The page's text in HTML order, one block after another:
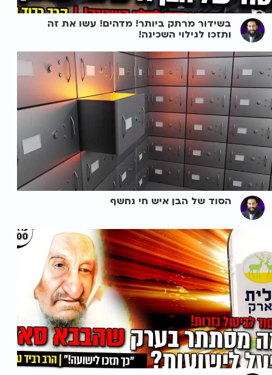
בשידור מרתק ביותר! מדהים! עשו את זה
ותזכו לגילוי השכינה!
הסוד של הבן איש חי נחשף